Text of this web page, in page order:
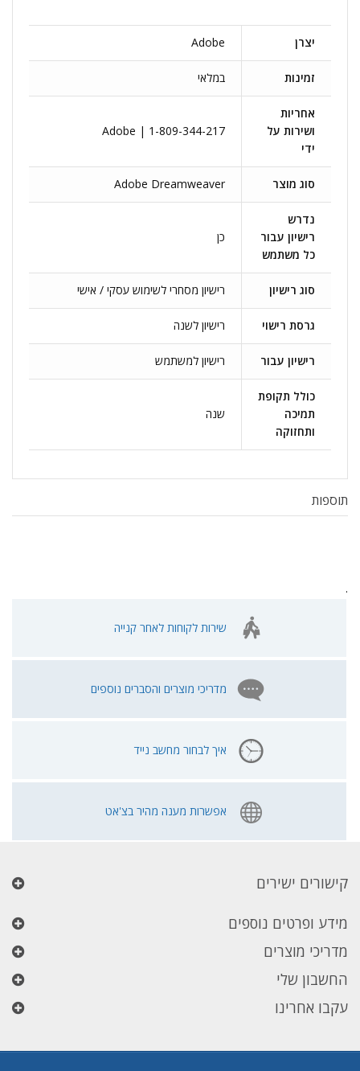
יצרן Adobe
זמינות במלאי
אחריות
ושירות על
ידי
Adobe | 1-809-344-217
סוג מוצר Adobe Dreamweaver
נדרש
רישיון עבור
כל משתמש
כן
סוג רישיון רישיון מסחרי לשימוש עסקי / אישי
גרסת רישוי רישיון לשנה
רישיון עבור רישיון למשתמש
כולל תקופת
תמיכה
ותחזוקה
שנה
תוספות
.
שירות לקוחות לאחר קנייה
מדריכי מוצרים והסברים נוספים
איך לבחור מחשב נייד
אפשרות מענה מהיר בצ'אט
קישורים ישירים
מידע ופרטים נוספים
מדריכי מוצרים
החשבון שלי
עקבו אחרינו